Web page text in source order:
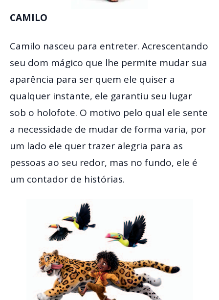
CAMILO
Camilo nasceu para entreter. Acrescentando
seu dom mágico que lhe permite mudar sua
aparência para ser quem ele quiser a
qualquer instante, ele garantiu seu lugar
sob o holofote. O motivo pelo qual ele sente
a necessidade de mudar de forma varia, por
um lado ele quer trazer alegria para as
pessoas ao seu redor, mas no fundo, ele é
um contador de histórias.